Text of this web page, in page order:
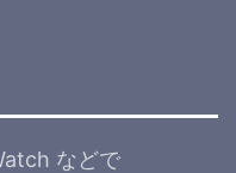
などで